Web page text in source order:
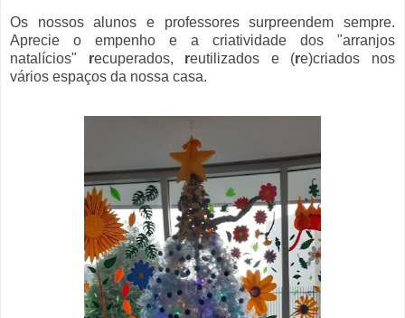
Os nossos alunos e professores surpreendem sempre.
Aprecie o empenho e a criatividade dos "arranjos
natalícios" recuperados, reutilizados e (re)criados nos
vários espaços da nossa casa.